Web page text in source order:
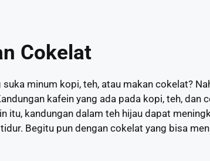
Cokelat
suka minum kopi, teh, atau makan cokelat?
kafein yang ada pada kopi, teh,
itu, kandungan dalam teh hijau dapat
Begitu pun dengan cokelat yang bisa